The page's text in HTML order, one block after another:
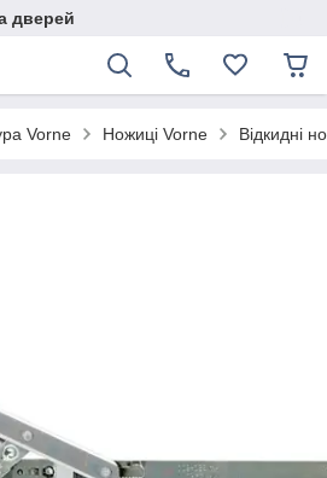
дверей
Vorne Ножиці Vorne Відкидні